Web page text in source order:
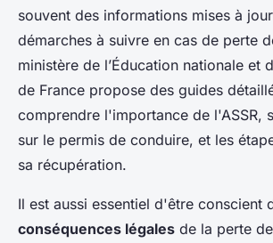
souvent des informations mises à
démarches à suivre en cas de perte
ministère de l’Éducation nationale et
de France propose des guides
comprendre l'importance de l'ASSR,
sur le permis de conduire, et les
sa récupération.
Il est aussi essentiel d'être conscient
conséquences légales de la perte